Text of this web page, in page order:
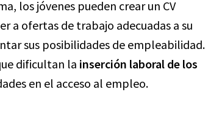
los jóvenes pueden crear un CV
a ofertas de trabajo adecuadas a su
sus posibilidades de empleabilidad.
dificultan la inserción laboral de los
en el acceso al empleo.